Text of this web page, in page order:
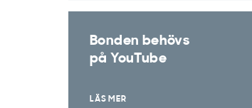
Bonden behövs
på YouTube
LÄS MER